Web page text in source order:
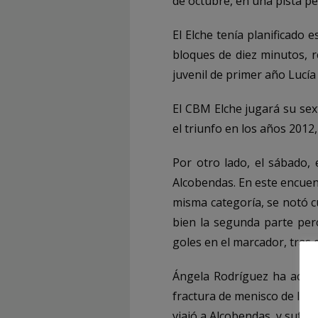
El Elche tenía planificado
bloques de diez minutos,
juvenil de primer año
El CBM Elche jugará su
el triunfo en los años 2012,
Por otro lado, el sábado,
Alcobendas. En este
misma categoría, se notó
bien la segunda parte
goles en el marcador, tras
Ángela Rodríguez ha
fractura de menisco de la